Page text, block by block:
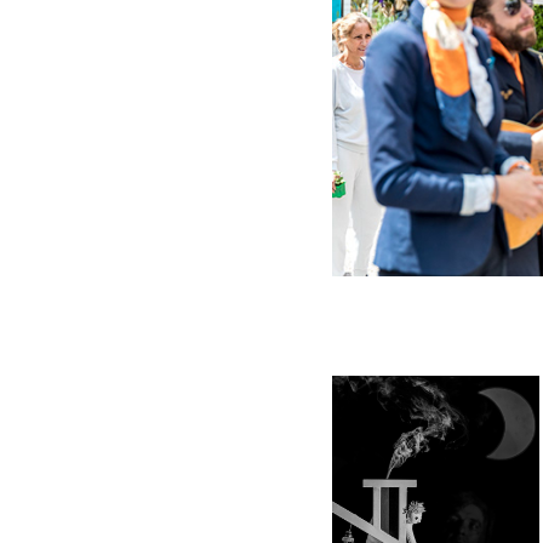
marionnette pour
enfants
Photographie d'un
spectacle de
marionnette
minimaliste et
contemporain pour
enfants en très basse